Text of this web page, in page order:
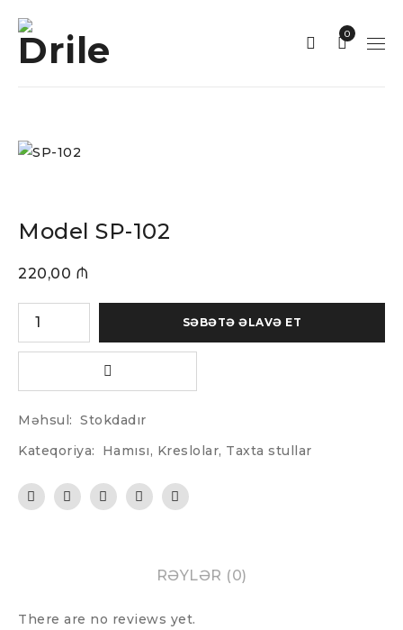
0
Model SP-102
220,00 ₼
SƏBƏTƏ ƏLAVƏ ET
Məhsul: Stokdadır
Kateqoriya:
Hamısı, Kreslolar, Taxta stullar
RƏYLƏR (0)
There are no reviews yet.